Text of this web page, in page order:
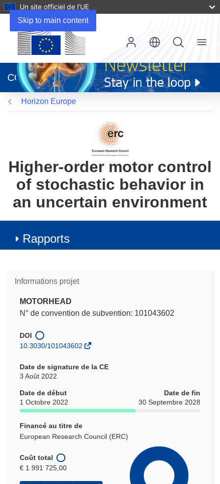
Skip to main content
Un site officiel de l’UE
dans
une
nouvelle
fenêtre)
CORDIS
Menu
Horizon Europe
Higher-order motor control
of stochastic behavior in
an uncertain environment
Rapports
Informations projet
MOTORHEAD
N° de convention de subvention: 101043602
DOI
10.3030/101043602
Date de signature de la CE
3 Août 2022
Date de début
1 Octobre 2022
Date de fin
30 Septembre 2028
Financé au titre de
European Research Council (ERC)
Coût total
€ 1 991 725,00